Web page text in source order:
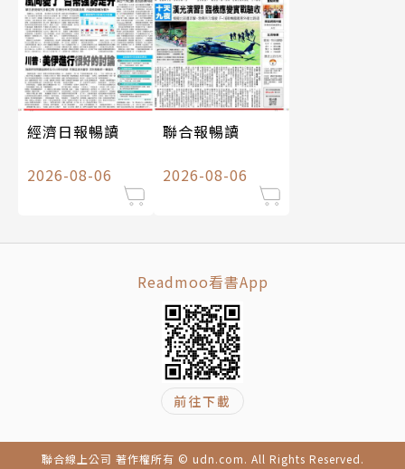
經濟日報暢讀
2026-08-06
聯合報暢讀
2026-08-06
Readmoo看書App
前往下載
聯合線上公司 著作權所有 © udn.com. All Rights Reserved.